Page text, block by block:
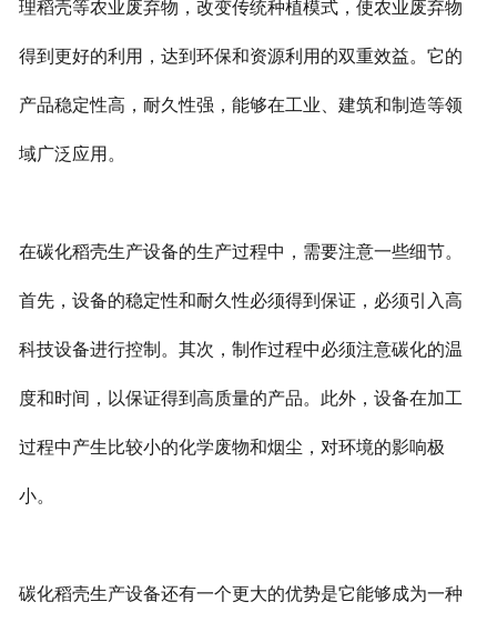
理稻壳等农业废弃物，改变传统种植模式，使农业废弃物
得到更好的利用，达到环保和资源利用的双重效益。它的
产品稳定性高，耐久性强，能够在工业、建筑和制造等领
域广泛应用。
在碳化稻壳生产设备的生产过程中，需要注意一些细节。
首先，设备的稳定性和耐久性必须得到保证，必须引入高
科技设备进行控制。其次，制作过程中必须注意碳化的温
度和时间，以保证得到高质量的产品。此外，设备在加工
过程中产生比较小的化学废物和烟尘，对环境的影响极
小。
碳化稻壳生产设备还有一个更大的优势是它能够成为一种